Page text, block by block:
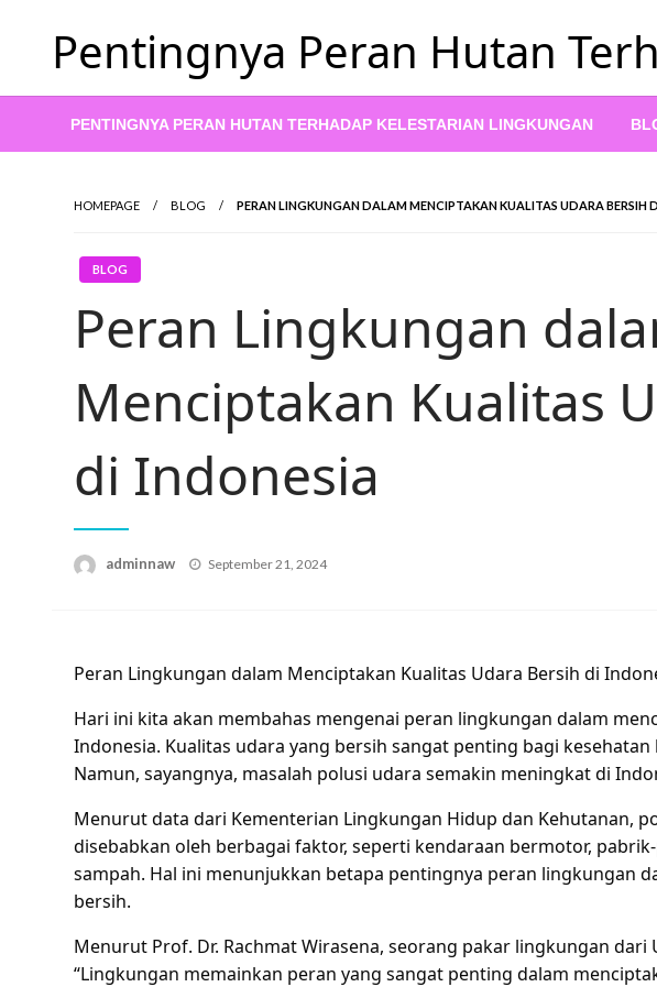
contentPentingnya Peran Hutan
PENTINGNYA PERAN HUTAN TERHADAP KELESTARIAN LINGKUNGAN
HOMEPAGE BLOG PERAN LINGKUNGAN DALAM MENCIPTAKAN KUALITAS UDARA BERSIH
BLOG
Peran Lingkungan
Menciptakan Kualitas
di Indonesia
adminnaw
Posted
September 21, 2024
Peran Lingkungan dalam Menciptakan Kualitas Udara Bersih di
Hari ini kita akan membahas mengenai peran lingkungan dalam
Indonesia. Kualitas udara yang bersih sangat penting bagi
Namun, sayangnya, masalah polusi udara semakin meningkat di
Menurut data dari Kementerian Lingkungan Hidup dan Kehutanan,
disebabkan oleh berbagai faktor, seperti kendaraan bermotor,
sampah. Hal ini menunjukkan betapa pentingnya peran lingkungan
bersih.
Menurut Prof. Dr. Rachmat Wirasena, seorang pakar lingkungan dari
“Lingkungan memainkan peran yang sangat penting dalam